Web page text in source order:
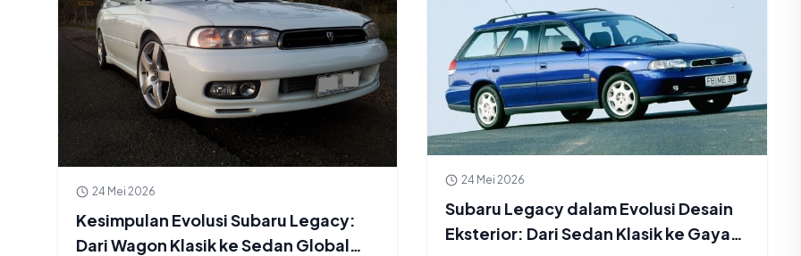
24 Mei 2026
Kesimpulan Evolusi Subaru Legacy:
Dari Wagon Klasik ke Sedan Global
24 Mei 2026
Subaru Legacy dalam Evolusi Desain
Eksterior: Dari Sedan Klasik ke Gaya